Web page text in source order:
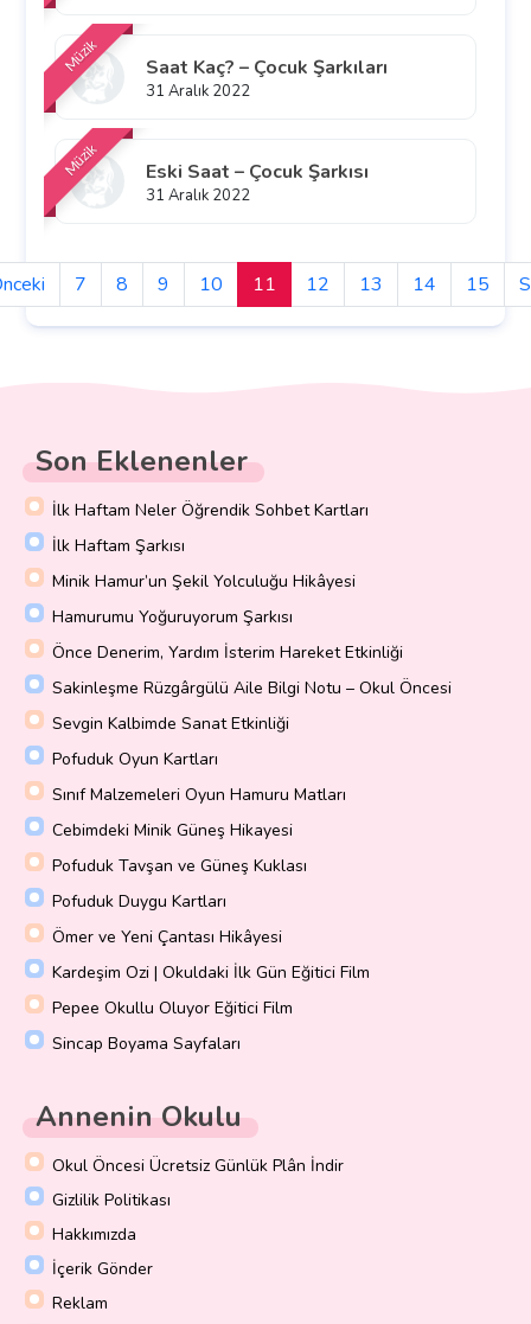
Müzik Saat Kaç? – Çocuk Şarkıları
31 Aralık 2022
Müzik Eski Saat – Çocuk Şarkısı
31 Aralık 2022
7 8 9 10 11 12 13 14 15
Son Eklenenler
İlk Haftam Neler Öğrendik Sohbet Kartları
İlk Haftam Şarkısı
Minik Hamur’un Şekil Yolculuğu Hikâyesi
Hamurumu Yoğuruyorum Şarkısı
Önce Denerim, Yardım İsterim Hareket Etkinliği
Sakinleşme Rüzgârgülü Aile Bilgi Notu – Okul Öncesi
Sevgin Kalbimde Sanat Etkinliği
Pofuduk Oyun Kartları
Sınıf Malzemeleri Oyun Hamuru Matları
Cebimdeki Minik Güneş Hikayesi
Pofuduk Tavşan ve Güneş Kuklası
Pofuduk Duygu Kartları
Ömer ve Yeni Çantası Hikâyesi
Kardeşim Ozi | Okuldaki İlk Gün Eğitici Film
Pepee Okullu Oluyor Eğitici Film
Sincap Boyama Sayfaları
Annenin Okulu
Okul Öncesi Ücretsiz Günlük Plân İndir
Gizlilik Politikası
Hakkımızda
İçerik Gönder
Reklam